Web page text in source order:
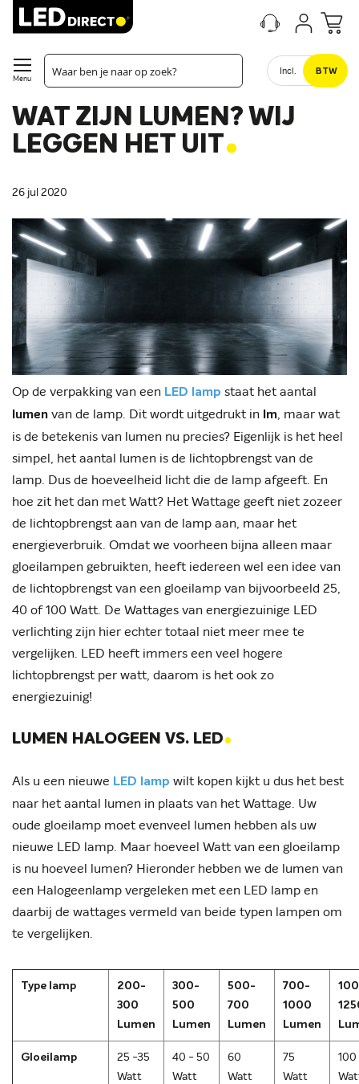
Menu
Incl. BTW
WAT ZIJN LUMEN? WIJ
LEGGEN HET UIT.
26 jul 2020
Op de verpakking van een LED lamp staat het aantal
lumen van de lamp. Dit wordt uitgedrukt in lm , maar wat
is de betekenis van lumen nu precies? Eigenlijk is het heel
simpel, het aantal lumen is de lichtopbrengst van de
lamp. Dus de hoeveelheid licht die de lamp afgeeft. En
hoe zit het dan met Watt? Het Wattage geeft niet zozeer
de lichtopbrengst aan van de lamp aan, maar het
energieverbruik. Omdat we voorheen bijna alleen maar
gloeilampen gebruikten, heeft iedereen wel een idee van
de lichtopbrengst van een gloeilamp van bijvoorbeeld 25,
40 of 100 Watt. De Wattages van energiezuinige LED
verlichting zijn hier echter totaal niet meer mee te
vergelijken. LED heeft immers een veel hogere
lichtopbrengst per watt, daarom is het ook zo
energiezuinig!
LUMEN HALOGEEN VS. LED.
Als u een nieuwe LED lamp wilt kopen kijkt u dus het best
naar het aantal lumen in plaats van het Wattage. Uw
oude gloeilamp moet evenveel lumen hebben als uw
nieuwe LED lamp. Maar hoeveel Watt van een gloeilamp
is nu hoeveel lumen? Hieronder hebben we de lumen van
een Halogeenlamp vergeleken met een LED lamp en
daarbij de wattages vermeld van beide typen lampen om
te vergelijken.
Type lamp
200-
300
Lumen
300-
500
Lumen
500-
700
Lumen
700-
1000
Lumen
Gloeilamp
25 -35
Watt
40 - 50
Watt
60
Watt
75
Watt
100